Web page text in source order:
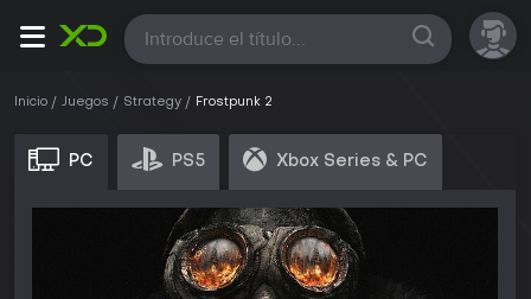
Todas
Inicio Juegos Strategy Frostpunk 2
PC PS5 Xbox Series & PC